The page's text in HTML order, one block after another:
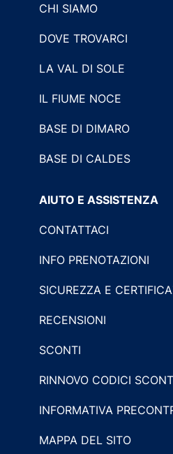
CHI SIAMO
DOVE TROVARCI
LA VAL DI SOLE
IL FIUME NOCE
BASE DI DIMARO
BASE DI CALDES
AIUTO E ASSISTENZA
CONTATTACI
INFO PRENOTAZIONI
SICUREZZA E
RECENSIONI
SCONTI
RINNOVO CODICI
INFORMATIVA
MAPPA DEL SITO